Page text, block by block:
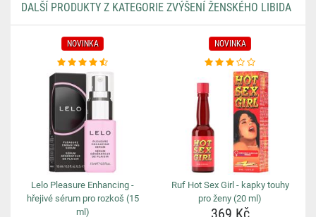
DALŠÍ PRODUKTY Z KATEGORIE ZVÝŠENÍ ŽENSKÉHO LIBIDA
NOVINKA
Lelo Pleasure Enhancing -
hřejivé sérum pro rozkoš (15
ml)
NOVINKA
Ruf Hot Sex Girl - kapky touhy
pro ženy (20 ml)
369 Kč